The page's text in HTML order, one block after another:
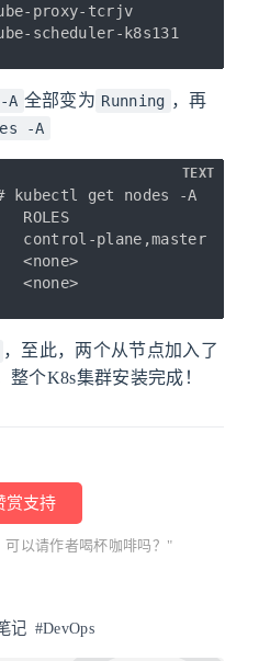
kube-proxy-tcrjv
kube-scheduler-
A 全部变为 Running ，再
-A
kubectl get nodes -A
ROLES                  AGE
control-plane,master
<none>
<none>
TEXT
，至此，两个从节点加入了
个K8s集群安装完成！
赏支持
可以请作者喝杯咖啡吗？"
记 #DevOps